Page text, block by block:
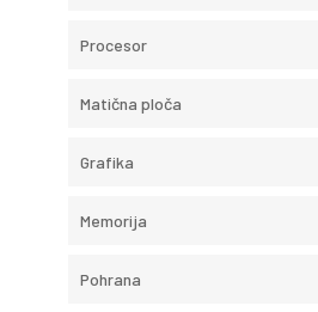
Procesor
Matična ploča
Grafika
Memorija
Pohrana